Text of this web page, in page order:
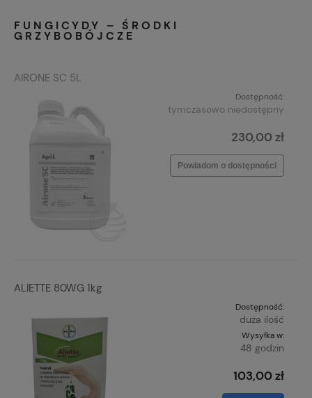
FUNGICYDY – ŚRODKI
GRZYBOBÓJCZE
AIRONE SC 5L
Dostępność:
tymczasowo niedostępny
230,00 zł
Powiadom o dostępności
ALIETTE 80WG 1kg
Dostępność:
duża ilość
Wysyłka w:
48 godzin
103,00 zł